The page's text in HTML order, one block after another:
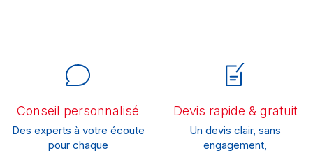
Conseil personnalisé
Des experts à votre écoute
pour chaque
Devis rapide & gratuit
Un devis clair, sans
engagement,